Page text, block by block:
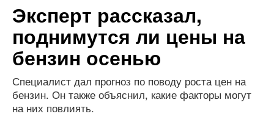
Эксперт рассказал,
поднимутся ли цены на
бензин осенью
Специалист дал прогноз по поводу роста цен на
бензин. Он также объяснил, какие факторы могут
на них повлиять.